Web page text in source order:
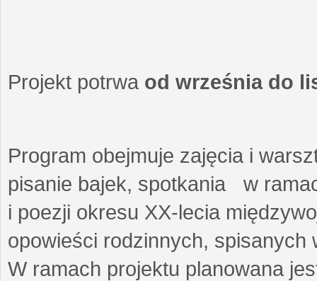
Projekt potrwa od września do
Program obejmuje zajęcia i
pisanie bajek, spotkania w
i poezji okresu XX-lecia
opowieści rodzinnych,
W ramach projektu planowana